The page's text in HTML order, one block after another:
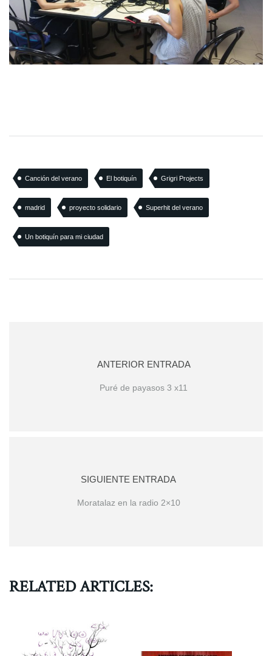
Canción del verano El botiquín Grigri Projects
madrid proyecto solidario Superhit del verano
Un botiquín para mi ciudad
ANTERIOR ENTRADA
Puré de payasos 3 x11
SIGUIENTE ENTRADA
Moratalaz en la radio 2×10
RELATED ARTICLES: